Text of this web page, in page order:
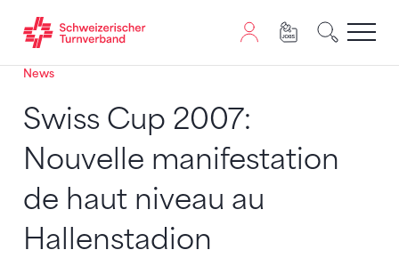
Zum Inhalt springen
Zur Sitemap navigieren
Zum Navigieren dieser Seite wird JavaScript benötigt.
News
Swiss Cup 2007:
Nouvelle manifestation
de haut niveau au
Hallenstadion